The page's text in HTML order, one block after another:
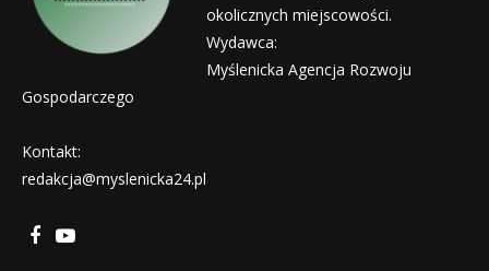
okolicznych miejscowości.
Wydawca:
Myślenicka Agencja Rozwoju
Gospodarczego
Kontakt:
redakcja@myslenicka24.pl